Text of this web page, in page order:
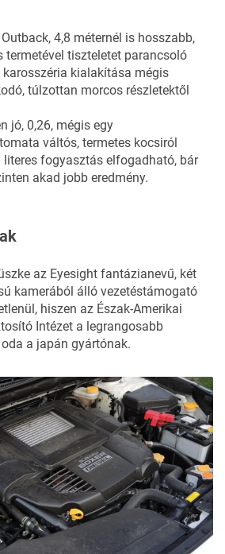
4,8 méternél is hosszabb,
termetével tiszteletet parancsoló
karosszéria kialakítása mégis
túlzottan morcos részletektől
jó, 0,26, mégis egy
váltós, termetes kocsiról
literes fogyasztás elfogadható, bár
akad jobb eredmény.
az Eyesight fantázianevű, két
kamerából álló vezetéstámogató
hiszen az Észak-Amerikai
Intézet a legrangosabb
a japán gyártónak.